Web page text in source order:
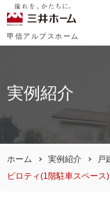
甲信アルプスホーム
実例紹介
ホーム 実例紹介
戸
ピロティ(1階駐車スペー